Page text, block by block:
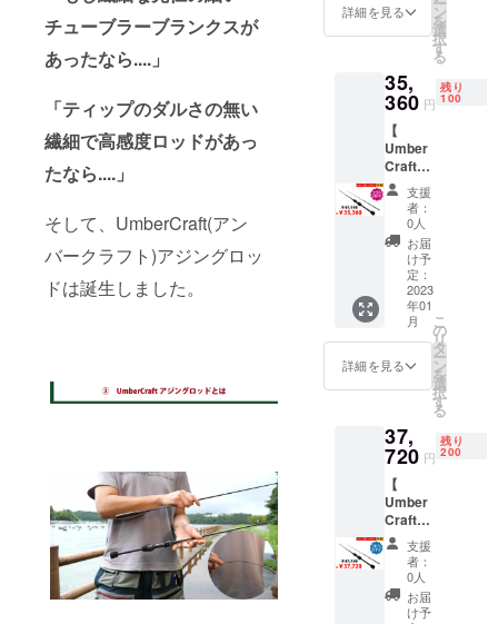
チューブラーブランクスが
あったなら....」
「ティップのダルさの無い
繊細で高感度ロッドがあっ
たなら....」
そして、UmberCraft(アン
バークラフト)アジングロッ
ドは誕生しました。
ます。
容
Umber
Craftア
ロッ
ド 1
本 ※
一般販
売予定
価格
定価
47150
円
1セッ
ト ※国
内配
送、送
料込み
の価格
となっ
ており
詳細を見る ン
を
選
択
す
る
35,
360 円
残り
100
【
Umber
Craftア
ジング
ロッ
ド 】
特価
25%OF
F →
35360
円
100名様
配送内
容
Umber
Craftア
ロッ
ド 1
本 ※
一般販
売予定
価格
定価
47150
円
1セッ
ト ※国
支援
者：
0人
お届
け予
定：
2023
年01
月
詳細を見る
こ
の
リ
タ
ー
ン
を
選
択
す
る
37,
720 円
残り
200
【
Umber
Craftア
ジング
ロッ
ド 】
特価
20%OF
支援
者：
0人
お届
け予